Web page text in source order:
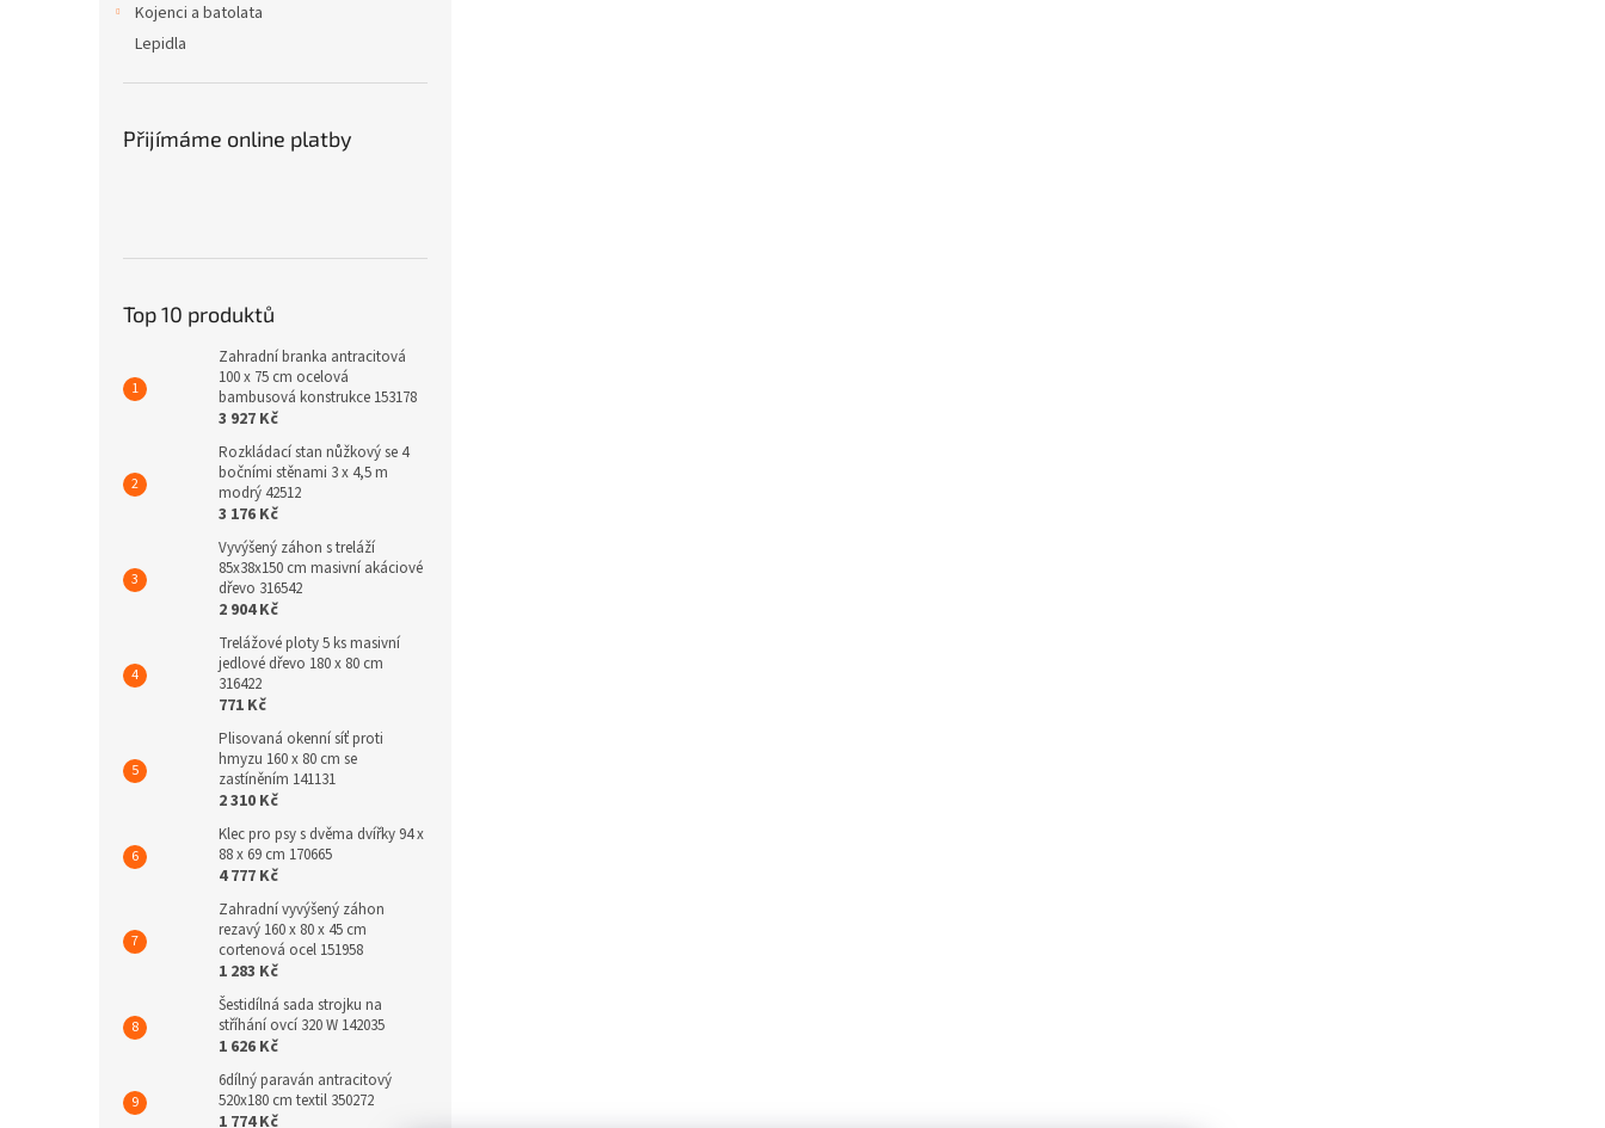
Kojenci a batolata
Lepidla
Přijímáme online platby
Top 10 produktů
Zahradní branka antracitová
100 x 75 cm ocelová
bambusová konstrukce 153178
3 927 Kč
Rozkládací stan nůžkový se 4
bočními stěnami 3 x 4,5 m
modrý 42512
3 176 Kč
Vyvýšený záhon s treláží
85x38x150 cm masivní akáciové
dřevo 316542
2 904 Kč
Trelážové ploty 5 ks masivní
jedlové dřevo 180 x 80 cm
316422
771 Kč
Plisovaná okenní síť proti
hmyzu 160 x 80 cm se
zastíněním 141131
2 310 Kč
Klec pro psy s dvěma dvířky 94 x
88 x 69 cm 170665
4 777 Kč
Zahradní vyvýšený záhon
rezavý 160 x 80 x 45 cm
cortenová ocel 151958
1 283 Kč
Šestidílná sada strojku na
stříhání ovcí 320 W 142035
1 626 Kč
6dílný paraván antracitový
520x180 cm textil 350272
1 774 Kč